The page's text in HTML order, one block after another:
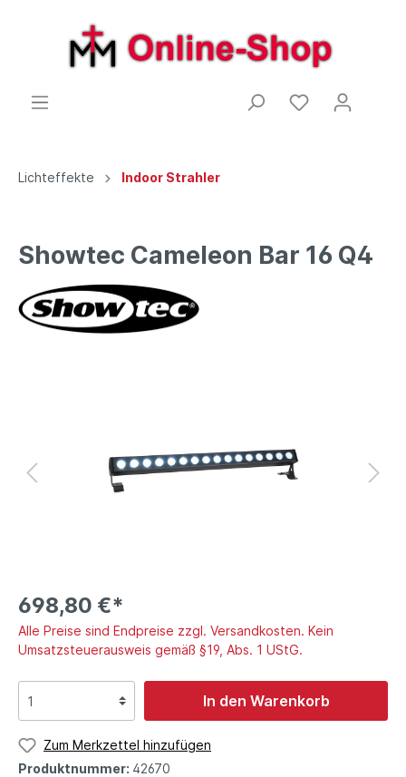
Lichteffekte Indoor Strahler
Showtec Cameleon Bar 16 Q4
698,80 €*
Alle Preise sind Endpreise zzgl. Versandkosten. Kein
Umsatzsteuerausweis gemäß §19, Abs. 1 UStG.
In den Warenkorb
Zum Merkzettel hinzufügen
Produktnummer: 42670